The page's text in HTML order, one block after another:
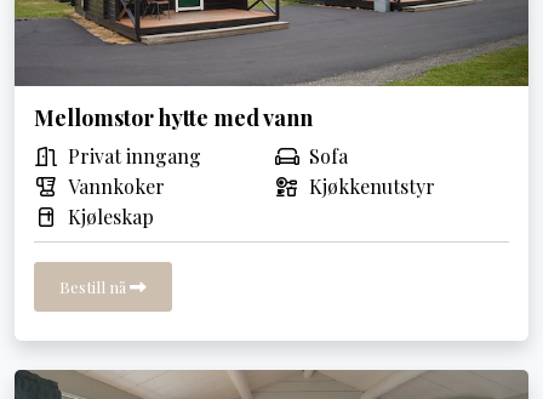
Mellomstor hytte med vann
Privat inngang
Sofa
Vannkoker
Kjøkkenutstyr
Kjøleskap
Bestill nå